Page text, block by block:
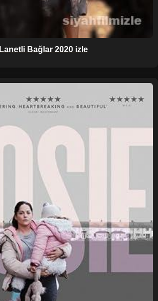
Lanetli Bağlar 2020 izle